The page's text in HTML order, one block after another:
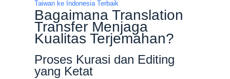
Taiwan ke Indonesia Terbaik
Bagaimana Translation
Transfer Menjaga
Kualitas Terjemahan?
Proses Kurasi dan Editing
yang Ketat